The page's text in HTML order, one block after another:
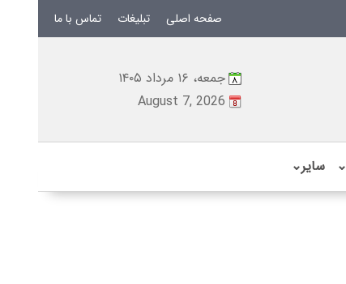
صفحه اصلی تبلیغات تماس با ما
جمعه، ۱۶ مرداد ۱۴۰۵
August 7, 2026
⌄ سایر⌄